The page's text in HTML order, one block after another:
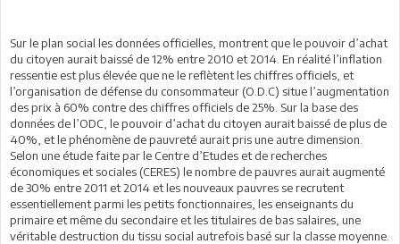
Sur le plan social les données officielles, montrent que le pouvoir d’achat
du citoyen aurait baissé de 12% entre 2010 et 2014. En réalité l’inflation
ressentie est plus élevée que ne le reflètent les chiffres officiels, et
l’organisation de défense du consommateur (O.D.C) situe l’augmentation
des prix à 60% contre des chiffres officiels de 25%. Sur la base des
données de l’ODC, le pouvoir d’achat du citoyen aurait baissé de plus de
40%, et le phénomène de pauvreté aurait pris une autre dimension.
Selon une étude faite par le Centre d’Etudes et de recherches
économiques et sociales (CERES) le nombre de pauvres aurait augmenté
de 30% entre 2011 et 2014 et les nouveaux pauvres se recrutent
essentiellement parmi les petits fonctionnaires, les enseignants du
primaire et même du secondaire et les titulaires de bas salaires, une
véritable destruction du tissu social autrefois basé sur la classe moyenne.